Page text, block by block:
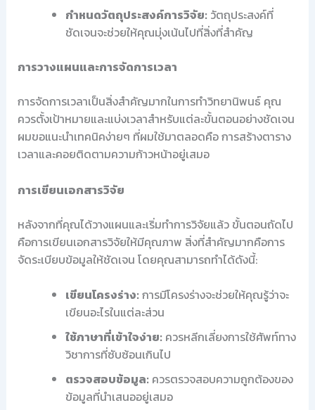
กำหนดวัตถุประสงค์การวิจัย: วัตถุประสงค์ที่
ชัดเจนจะช่วยให้คุณมุ่งเน้นไปที่สิ่งที่สำคัญ
การวางแผนและการจัดการเวลา
การจัดการเวลาเป็นสิ่งสำคัญมากในการทำวิทยานิพนธ์ คุณ
ควรตั้งเป้าหมายและแบ่งเวลาสำหรับแต่ละขั้นตอนอย่างชัดเจน
ผมขอแนะนำเทคนิคง่ายๆ ที่ผมใช้มาตลอดคือ การสร้างตาราง
เวลาและคอยติดตามความก้าวหน้าอยู่เสมอ
การเขียนเอกสารวิจัย
หลังจากที่คุณได้วางแผนและเริ่มทำการวิจัยแล้ว ขั้นตอนถัดไป
คือการเขียนเอกสารวิจัยให้มีคุณภาพ สิ่งที่สำคัญมากคือการ
จัดระเบียบข้อมูลให้ชัดเจน โดยคุณสามารถทำได้ดังนี้:
เขียนโครงร่าง: การมีโครงร่างจะช่วยให้คุณรู้ว่าจะ
เขียนอะไรในแต่ละส่วน
ใช้ภาษาที่เข้าใจง่าย: ควรหลีกเลี่ยงการใช้ศัพท์ทาง
วิชาการที่ซับซ้อนเกินไป
ตรวจสอบข้อมูล: ควรตรวจสอบความถูกต้องของ
ข้อมูลที่นำเสนออยู่เสมอ